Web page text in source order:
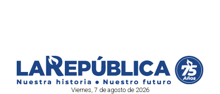
Viernes, 7 de agosto de 2026